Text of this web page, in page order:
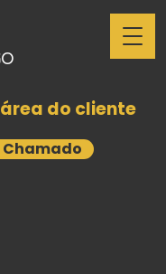
do cliente
Chamado